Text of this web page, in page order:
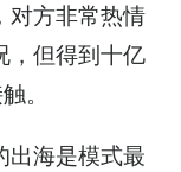
对方非常热情
，但得到十亿
。
出海是模式最